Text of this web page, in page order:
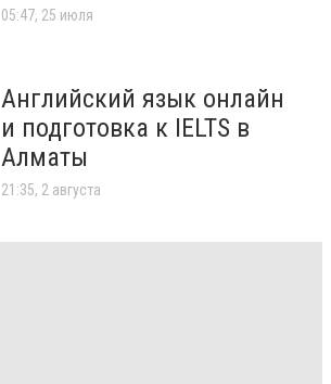
05:47, 25 июля
Английский язык онлайн
и подготовка к IELTS в
Алматы
21:35, 2 августа